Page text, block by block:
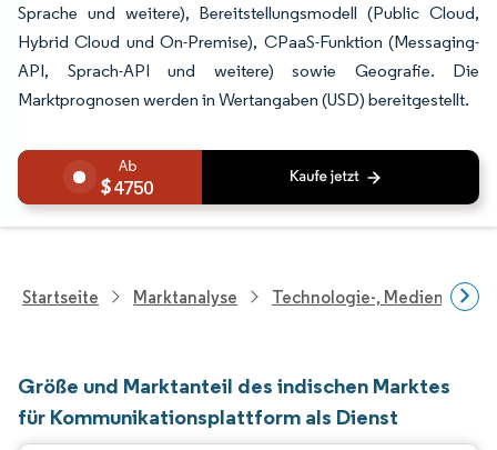
Sprache und weitere), Bereitstellungsmodell (Public Cloud,
Hybrid Cloud und On-Premise), CPaaS-Funktion (Messaging-
API, Sprach-API und weitere) sowie Geografie. Die
Marktprognosen werden in Wertangaben (USD) bereitgestellt.
4750
Startseite Marktanalyse Technologie-, Medien- Und
Größe und Marktanteil des indischen Marktes
für Kommunikationsplattform als Dienst